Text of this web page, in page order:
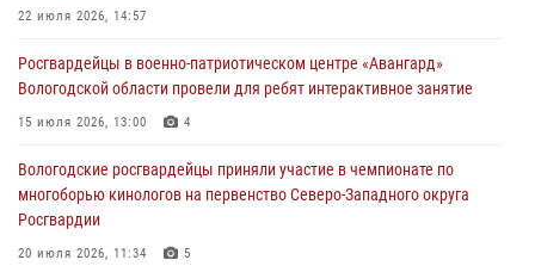
В Вологде стартовал Чемпионат Северо-Западного округа
29 июля 2026, 13:20
В Вологде росгвардейцы задержали мужчину, подозреваемого в
29 июля 2026, 09:08
22 июля 2026, 14:57
Росгвардейцы в военно-патриотическом центре «Авангард»
Вологодской области провели для ребят интерактивное занятие
15 июля 2026, 13:00 4
Вологодские росгвардейцы приняли участие в чемпионате по
многоборью кинологов на первенство Северо-Западного округа
Росгвардии
20 июля 2026, 11:34 5